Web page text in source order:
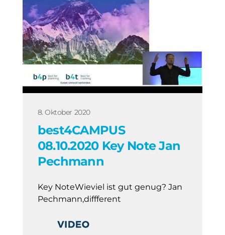
8. Oktober 2020
best4CAMPUS
08.10.2020 Key Note Jan
Pechmann
Key NoteWieviel ist gut genug? Jan
Pechmann,diffferent